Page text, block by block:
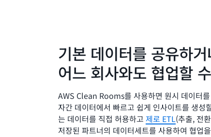
기본 데이터를 공유하
어느 회사와도 협업할
AWS Clean Rooms를 사용하면 원시 데이터
자간 데이터에서 빠르고 쉽게 인사이트를 생성
는 데이터를 직접 허용하고제로 ETL(추출, 전
저장된 파트너의 데이터세트를 사용하여 협업